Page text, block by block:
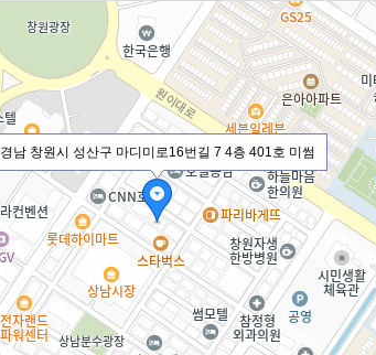
경남 창원시 성산구 마디미로16번길 7 4층 401호 미썸